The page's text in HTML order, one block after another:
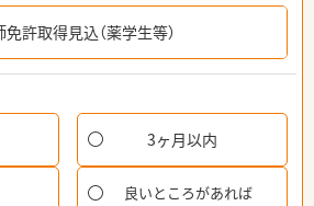
許取得見込（薬学生等）
3ヶ月以内
良いところがあれば